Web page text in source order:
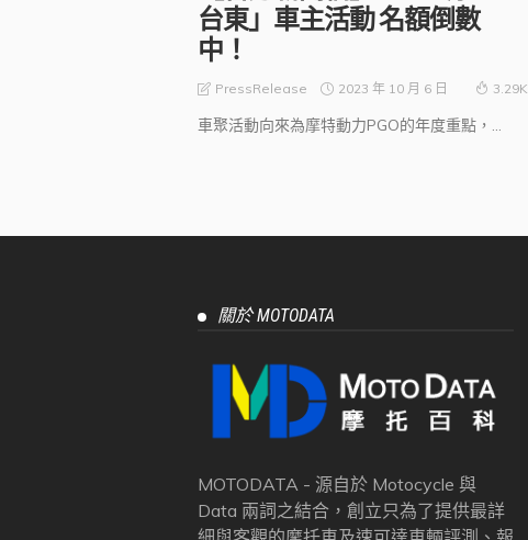
台東」車主活動 名額倒數
中！
PressRelease 2023 年 10 月 6 日 3.29K
車聚活動向來為摩特動力PGO的年度重點，...
關於 MOTODATA
MOTODATA - 源自於 Motocycle 與
Data 兩詞之結合，創立只為了提供最詳